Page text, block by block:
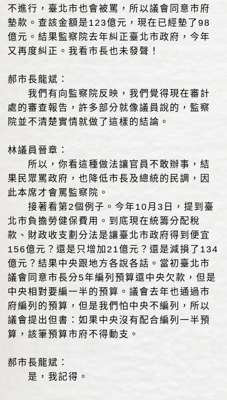
不進行，臺北市也會被罵，所以議會同意市府
墊款。查該金額是123億元，現在已經墊了98
億元。結果監察院去年糾正臺北市政府，今年
又再度糾正。我看市長也未發聲！
郝市長龍斌：
我們有向監察院反映，我們覺得現在審計
處的審查報告，許多部分就像議員說的，監察
院並不清楚實情就做了這樣的結論。
林議員晉章：
所以，你看這種做法讓官員不敢辦事，結
果民眾罵政府，也降低市長及總統的民調，因
此本席才會罵監察院。
接著看第2個例子。今年10月3日，提到臺
北市負擔勞健保費用。到底現在統籌分配稅
款、財政收支劃分法是讓臺北市政府得到便宜
156億元？還是只增加21億元？還是減損了134
億元？結果中央跟地方各說各話。當初臺北市
議會同意市長分5年編列預算還中央欠款，但是
中央相對要編一半的預算。議會去年也通過市
府編列的預算，但是我們怕中央不編列，所以
議會提出但書：如果中央沒有配合編列一半預
算，該筆預算市府不得動支。
郝市長龍斌：
是，我記得。